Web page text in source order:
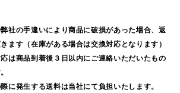
の手違いにより商品に破損があった場合、返
ます（在庫がある場合は交換対応となります）
商品到着後３日以内にご連絡いただいたもの
発生する送料は当社にて負担いたします。